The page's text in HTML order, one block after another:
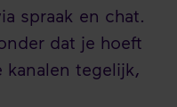
spraak en chat.
dat je hoeft
kanalen tegelijk,